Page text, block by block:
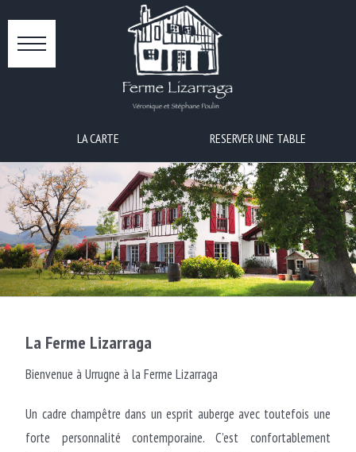
content
LA CARTE RESERVER UNE TABLE
La Ferme Lizarraga
Bienvenue à Urrugne à la Ferme Lizarraga
Un cadre champêtre dans un esprit auberge avec toutefois une
forte personnalité contemporaine. C’est confortablement